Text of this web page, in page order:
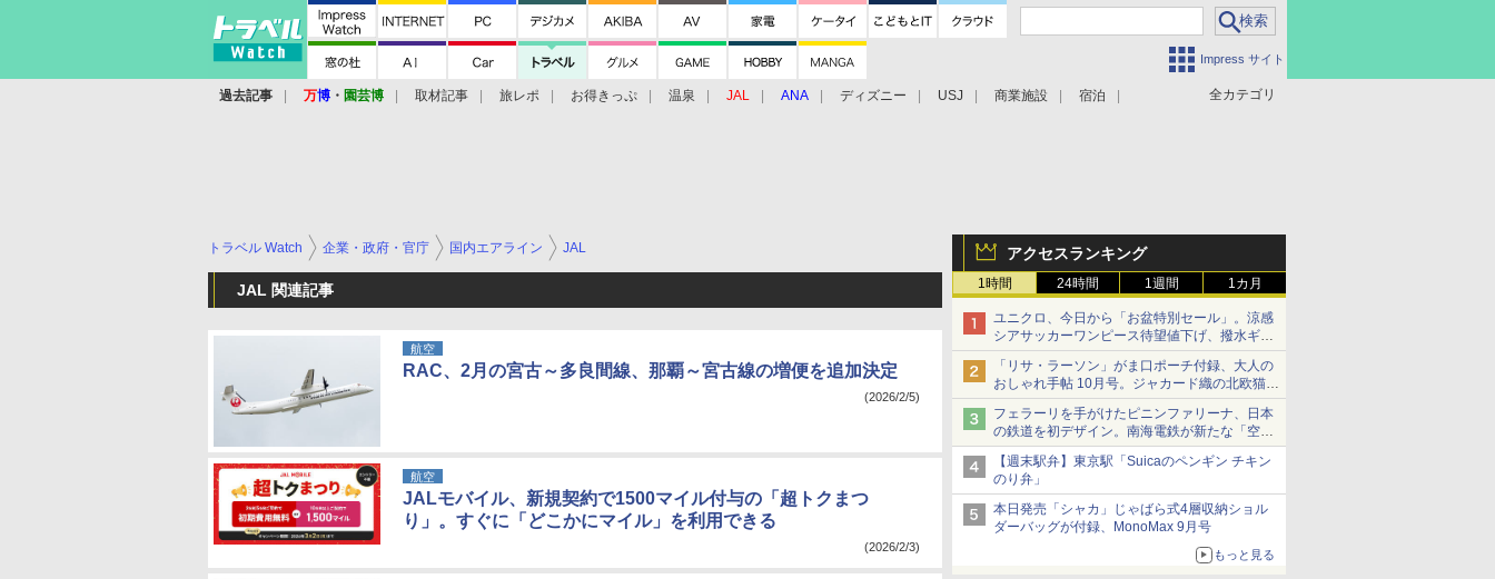
Impress サイト
全カテゴリ
過去記事 万博 ・ 園芸博 取材記事 旅レポ お得きっぷ 温泉 JAL ANA ディズニー USJ 商業施設 宿泊
アクセスランキング
1時間 24時間 1週間 1カ月
ユニクロ、今日から「お盆特別セール」。涼感
シアサッカーワンピース待望値下げ、撥水ギア
ショーツは1990円に
「リサ・ラーソン」がま口ポーチ付録、大人の
おしゃれ手帖 10月号。ジャカード織の北欧猫デ
ザイン
フェラーリを手がけたピニンファリーナ、日本
の鉄道を初デザイン。南海電鉄が新たな「空港
特急」をなにわ筋線へ導入
【週末駅弁】東京駅「Suicaのペンギン チキン
のり弁」
本日発売「シャカ」じゃばら式4層収納ショル
ダーバッグが付録、MonoMax 9月号
もっと見る
トラベル Watch 企業・政府・官庁 国内エアライン JAL
JAL 関連記事
航空
RAC、2月の宮古～多良間線、那覇～宮古線の増便を追加決定
(2026/2/5)
航空
JALモバイル、新規契約で1500マイル付与の「超トクまつ
り」。すぐに「どこかにマイル」を利用できる
(2026/2/3)